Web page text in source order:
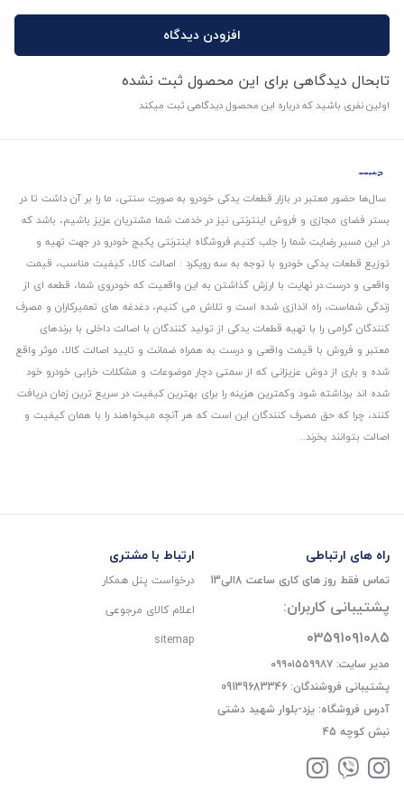
افزودن دیدگاه
تابحال دیدگاهی برای این محصول ثبت نشده
اولین نفری باشید که درباره این محصول دیدگاهی ثبت میکند
سال‌ها حضور معتبر در بازار قطعات یدکی خودرو به صورت سنتی، ما را بر آن داشت تا در
بستر فضای مجازی و فروش اینترنتی نیز در خدمت شما مشتریان عزیز باشیم، باشد که
در این مسیر رضایت شما را جلب کنیم.فروشگاه اینترنتی پکیج خودرو در جهت تهیه و
توزیع قطعات یدکی خودرو با توجه به سه رویکرد : اصالت کالا، کیفیت مناسب، قیمت
واقعی و درست.در نهایت با ارزش گذاشتن به این واقعیت که خودروی شما، قطعه ای از
زندگی شماست، راه اندازی شده است و تلاش می کنیم، دغدغه های تعمیرکاران و مصرف
کنندگان گرامی را با تهیه قطعات یدکی از تولید کنندگان با اصالت داخلی با برندهای
معتبر و فروش با قیمت واقعی و درست به همراه ضمانت و تایید اصالت کالا، موثر واقع
شده و باری از دوش عزیزانی که از سمتی دچار موضوعات و مشکلات خرابی خودرو خود
شده اند برداشته شود و‌کمترین هزینه را برای بهترین کیفیت در سریع ترین زمان دریافت
کنند، چرا که حق مصرف کنندگان این است که هر آنچه میخواهند را با همان کیفیت و
اصالت بتوانند بخرند..
راه های ارتباطی
تماس فقط روز های کاری ساعت 8الی13
پشتیبانی کاربران:
۰۳۵۹۱۰۹۱۰۸۵
مدیر سایت: ۰۹۹۰۱۵۵۹۹۸۷
پشتیبانی فروشندگان: 09139683346
آدرس فروشگاه: یزد-بلوار شهید دشتی
نبش کوچه 45
ارتباط با مشتری
درخواست پنل همکار
اعلام کالای مرجوعی
sitemap